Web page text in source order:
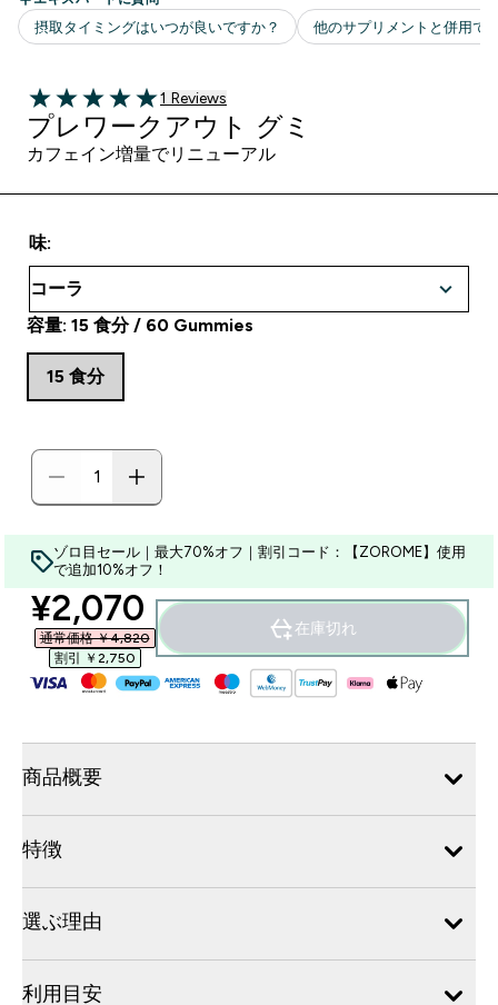
5 out of 5 stars
1 ＋件の口コミ
1 Reviews
プレワークアウト グミ
カフェイン増量でリニューアル
味:
容量: 15 食分 / 60 Gummies
15 食分
ゾロ目セール｜最大70%オフ｜割引コード：【ZOROME】使用
で追加10%オフ！
discounted price
¥2,070‎
通常価格 ￥4,820‎
割引 ￥2,750‎
在庫切れ
商品概要
特徴
選ぶ理由
利用目安